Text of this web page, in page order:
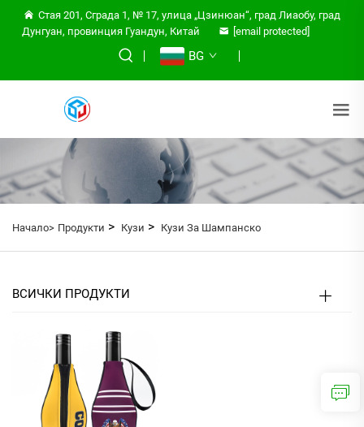
Стая 201, Сграда 1, № 17, улица „Цзинюан“, град Лиаобу, град
Дунгуан, провинция Гуандун, Китай
[email protected]
BG
Начало> Продукти > Кузи > Кузи За Шампанско
ВСИЧКИ ПРОДУКТИ